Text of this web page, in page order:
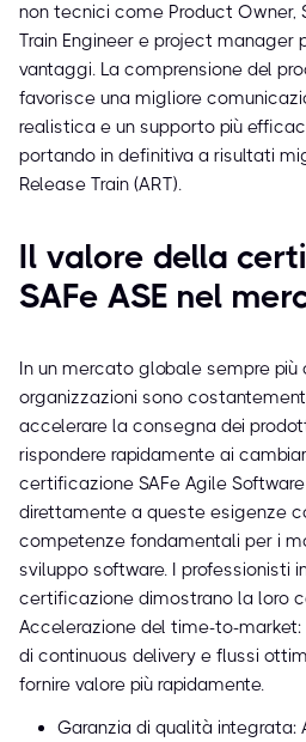
non tecnici come Product Owner,
Train Engineer e project manager
vantaggi. La comprensione del
favorisce una migliore
realistica e un supporto più
portando in definitiva a risultati
Release Train (ART).
Il valore della
SAFe ASE nel
In un mercato globale sempre più
organizzazioni sono
accelerare la consegna dei
rispondere rapidamente ai
certificazione SAFe Agile
direttamente a queste esigenze
competenze fondamentali per i
sviluppo software. I professionisti
certificazione dimostrano la loro
Accelerazione del time-to-
di continuous delivery e flussi
fornire valore più rapidamente.
Garanzia di qualità